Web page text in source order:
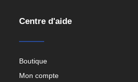
Centre d'aide
Boutique
Mon compte